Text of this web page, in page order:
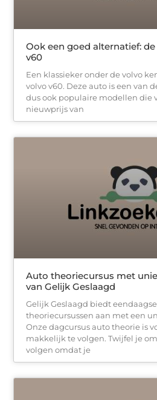
Ook een goed alternatief:
v60
Een klassieker onder de volvo
volvo v60. Deze auto is een van
dus ook populaire modellen die
nieuwprijs van
Auto theoriecursus met
van Gelijk Geslaagd
Gelijk Geslaagd biedt
theoriecursussen aan met een
Onze dagcursus auto theorie is
makkelijk te volgen. Twijfel je
volgen omdat je